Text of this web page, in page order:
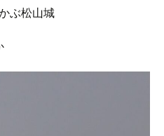
ぶ松山城